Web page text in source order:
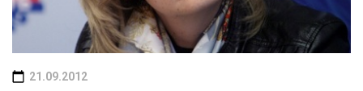
21.09.2012